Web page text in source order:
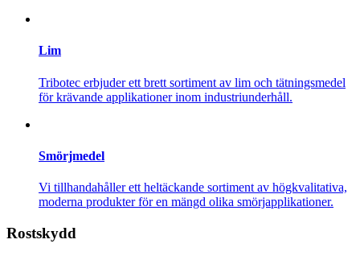
Lim
Tribotec erbjuder ett brett sortiment av lim och tätningsmedel
för krävande applikationer inom industriunderhåll.
Smörjmedel
Vi tillhandahåller ett heltäckande sortiment av högkvalitativa,
moderna produkter för en mängd olika smörjapplikationer.
Rostskydd